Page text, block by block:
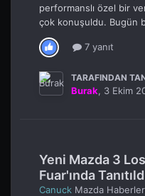
performanslı özel bir
çok konuşuldu. Bugün
7 yanıt
TARAFINDAN
Burak, 3 Ekim
Yeni Mazda 3
Fuar'ında
Canuck Mazda